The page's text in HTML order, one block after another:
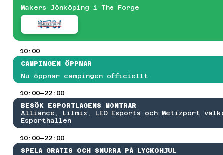
ALLEY
VÄNNER
OSS
OCH NYHETSRUM
ARRANGÖRERNA
Makers Jönköping i The Forge
10:00
CAMPINGEN ÖPPNAR
Nu öppnar campingen officiellt
10:00–22:00
BESÖK ESPORTLAGENS MONTRAR
Alliance, Lilmix, LEO Esports och Metizport
Esporthallen
10:00–22:00
SPELA GRATIS OCH SNURRA PÅ LYCKOHJUL